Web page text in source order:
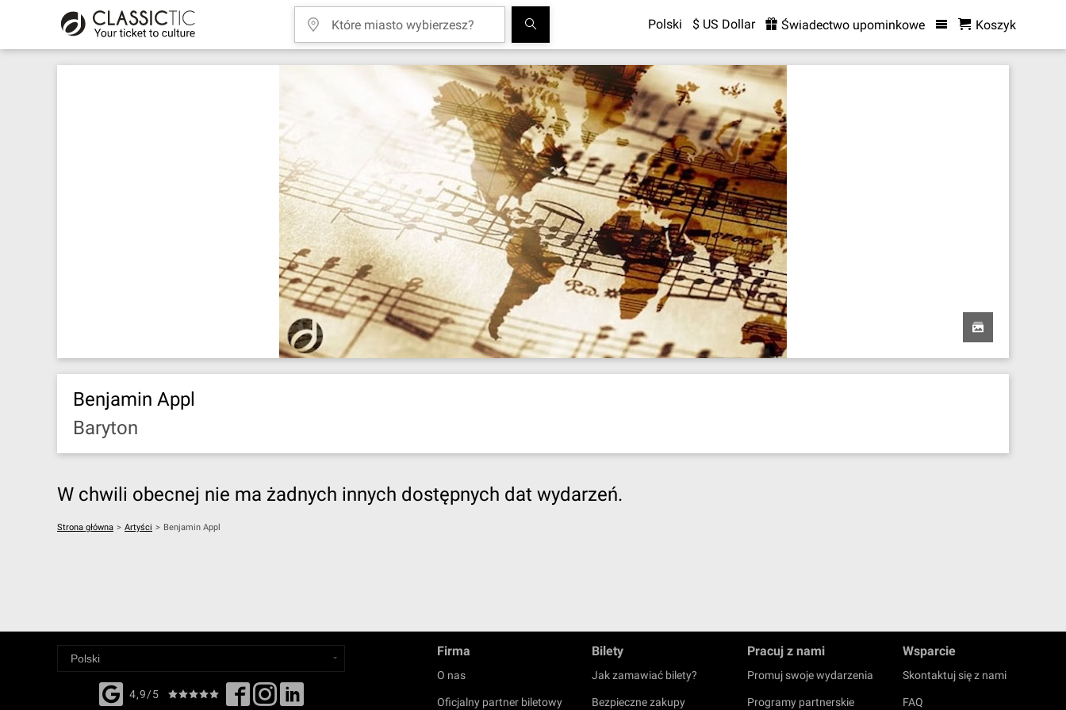
Polski $ US Dollar Świadectwo upominkowe Koszyk
Benjamin Appl
Baryton
W chwili obecnej nie ma żadnych innych dostępnych dat wydarzeń.
Strona główna > Artyści > Benjamin Appl
4,9/5
Firma
O nas
Oficjalny partner biletowy
Bilety
Jak zamawiać bilety?
Bezpieczne zakupy
Pracuj z nami
Promuj swoje wydarzenia
Programy partnerskie
Wsparcie
Skontaktuj się z nami
FAQ